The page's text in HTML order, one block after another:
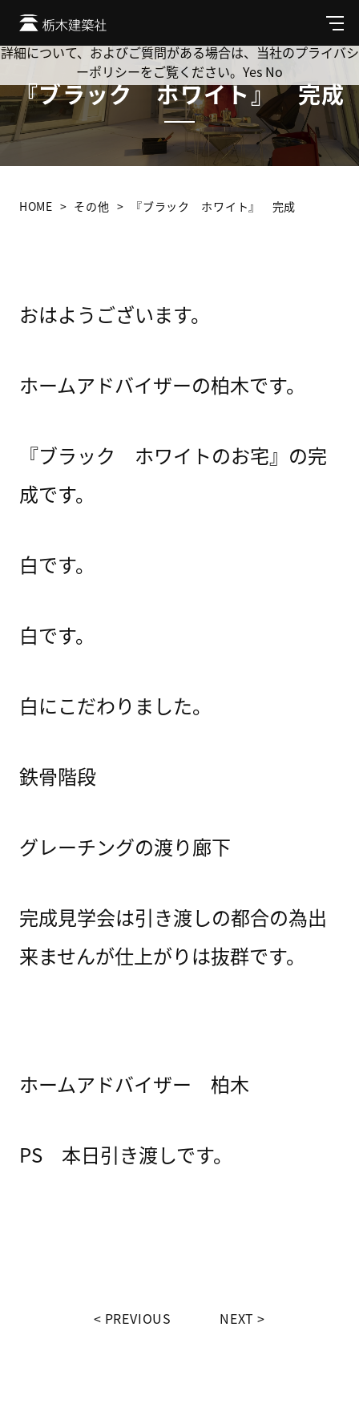
メ
ニ
ュ
『ブラック ホワイト』 完成
HOME その他 『ブラック ホワイト』 完成
おはようございます。
ホームアドバイザーの柏木です。
『ブラック ホワイトのお宅』の完
成です。
白です。
白です。
白にこだわりました。
鉄骨階段
グレーチングの渡り廊下
完成見学会は引き渡しの都合の為出
来ませんが仕上がりは抜群です。
ホームアドバイザー 柏木
PS 本日引き渡しです。
PREVIOUS NEXT
Cookie を使用して、お客様の活動を追跡してもよろしいです
か? 当社ではお客様のプライバシーを極めて重視しています。
詳細について、およびご質問がある場合は、当社のプライバシ
ーポリシーをご覧ください。 Yes No